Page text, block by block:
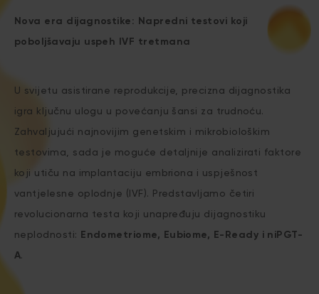
Nova era dijagnostike: Napredni testovi koji
poboljšavaju uspeh IVF tretmana
U svijetu asistirane reprodukcije, precizna dijagnostika
igra ključnu ulogu u povećanju šansi za trudnoću.
Zahvaljujući najnovijim genetskim i mikrobiološkim
testovima, sada je moguće detaljnije analizirati faktore
koji utiču na implantaciju embriona i uspješnost
vantjelesne oplodnje (IVF). Predstavljamo četiri
revolucionarna testa koji unapređuju dijagnostiku
neplodnosti: Endometriome, Eubiome, E-Ready i niPGT-
A.